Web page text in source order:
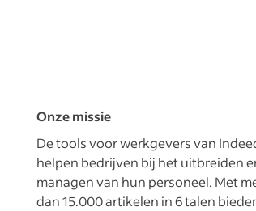
Onze missie
De tools voor werkgevers van
helpen bedrijven bij het uitbreiden
managen van hun personeel. Met
dan 15.000 artikelen in 6 talen